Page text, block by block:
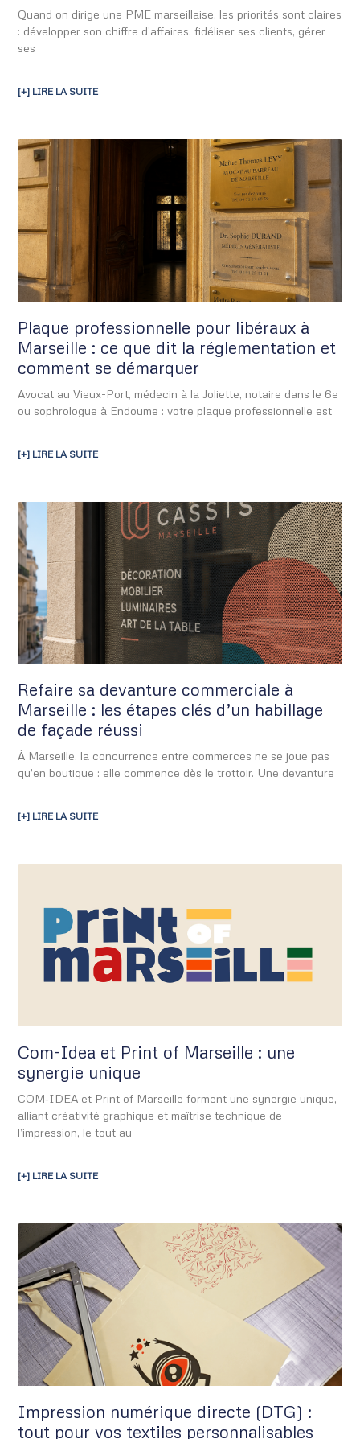
Quand on dirige une PME marseillaise, les priorités sont claires
: développer son chiffre d’affaires, fidéliser ses clients, gérer
ses
[+] LIRE LA SUITE
Plaque professionnelle pour libéraux à
Marseille : ce que dit la réglementation et
comment se démarquer
Avocat au Vieux-Port, médecin à la Joliette, notaire dans le 6e
ou sophrologue à Endoume : votre plaque professionnelle est
[+] LIRE LA SUITE
Refaire sa devanture commerciale à
Marseille : les étapes clés d’un habillage
de façade réussi
À Marseille, la concurrence entre commerces ne se joue pas
qu’en boutique : elle commence dès le trottoir. Une devanture
[+] LIRE LA SUITE
Com-Idea et Print of Marseille : une
synergie unique
COM‑IDEA et Print of Marseille forment une synergie unique,
alliant créativité graphique et maîtrise technique de
l’impression, le tout au
[+] LIRE LA SUITE
Impression numérique directe (DTG) :
tout pour vos textiles personnalisables